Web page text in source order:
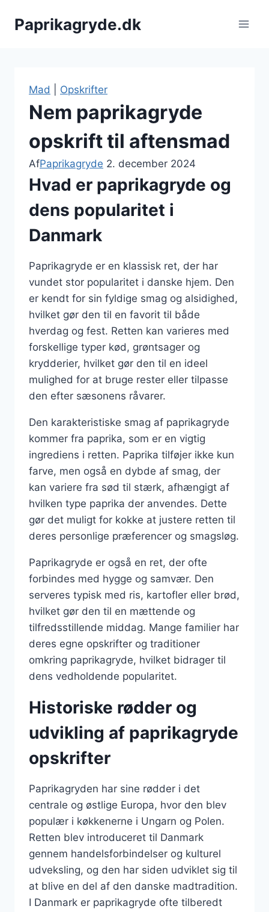
Paprikagryde.dk
Mad Opskrifter
Nem paprikagryde
opskrift til aftensmad
AfPaprikagryde 2. december 2024
Hvad er paprikagryde og
dens popularitet i
Danmark
Paprikagryde er en klassisk ret, der har
vundet stor popularitet i danske hjem. Den
er kendt for sin fyldige smag og alsidighed,
hvilket gør den til en favorit til både
hverdag og fest. Retten kan varieres med
forskellige typer kød, grøntsager og
krydderier, hvilket gør den til en ideel
mulighed for at bruge rester eller tilpasse
den efter sæsonens råvarer.
Den karakteristiske smag af paprikagryde
kommer fra paprika, som er en vigtig
ingrediens i retten. Paprika tilføjer ikke kun
farve, men også en dybde af smag, der
kan variere fra sød til stærk, afhængigt af
hvilken type paprika der anvendes. Dette
gør det muligt for kokke at justere retten til
deres personlige præferencer og smagsløg.
Paprikagryde er også en ret, der ofte
forbindes med hygge og samvær. Den
serveres typisk med ris, kartofler eller brød,
hvilket gør den til en mættende og
tilfredsstillende middag. Mange familier har
deres egne opskrifter og traditioner
omkring paprikagryde, hvilket bidrager til
dens vedholdende popularitet.
Historiske rødder og
udvikling af paprikagryde
opskrifter
Paprikagryden har sine rødder i det
centrale og østlige Europa, hvor den blev
populær i køkkenerne i Ungarn og Polen.
Retten blev introduceret til Danmark
gennem handelsforbindelser og kulturel
udveksling, og den har siden udviklet sig til
at blive en del af den danske madtradition.
I Danmark er paprikagryde ofte tilberedt